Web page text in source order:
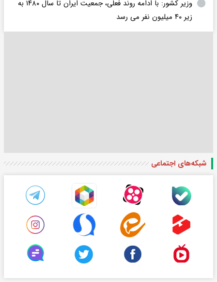
وزیر کشور: با ادامه روند فعلی، جمعیت ایران تا سال ۱۴۸۰ به
زیر ۴۰ میلیون نفر می رسد
شبکه‌های اجتماعی